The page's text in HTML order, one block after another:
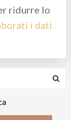
ridurre lo
i dati